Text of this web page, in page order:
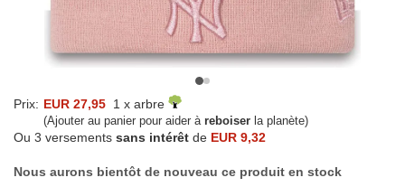
Prix: EUR 27,95 1 x arbre
(Ajouter au panier pour aider à reboiser la planète)
Ou 3 versements sans intérêt de EUR 9,32
Nous aurons bientôt de nouveau ce produit en stock